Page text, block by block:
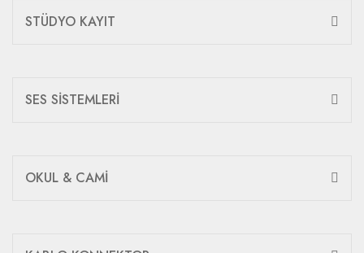
STÜDYO KAYIT
SES SİSTEMLERİ
OKUL & CAMİ